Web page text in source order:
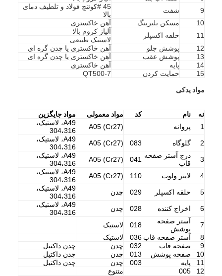
پمپ دوغاب افقی
پمپ دوغاب عمودی
پمپ دوغاب گریز از مرکز
پمپ دوغاب سنگین
پمپ حرارتی منبع آب
پمپ حرارتی هیدرونیک
پمپ حرارتی استخر
پمپ حرارتی با دمای بالا
پمپ گریز از مرکز عمودی
پمپ گریز از مرکز افقی
قطعات پمپ دوغاب
9
شفت
45 #کوئنچ فولاد و تلطیف دمای
بالا
10
مسکن بلبرینگ
آهن خاکستری
11
حلقه اکسپلر
آلیاژ کروم بالا
لاستیک طبیعی
12
پوشش جلو
آهن خاکستری یا چدن گره ای
13
پوشش عقب
آهن خاکستری یا چدن گره ای
14
پایه
آهن خاکستری
15
حمایت کردن QT500-7
مواد یدکی
نه نام کد مواد معمولی
مواد جایگزین
1
پروانه A05 (Cr27)
A49، لاستیک،
304،316
2
گلوگاه 083
A05 (Cr27)
A49، لاستیک،
304،316
3
درج آستر صفحه
قاب
041
A05 (Cr27)
A49، لاستیک،
304،316
4
لاینر ولوت 110
A05 (Cr27)
A49، لاستیک،
304،316
5
حلقه اکسپلر 029 چدن
A49، لاستیک،
304،316
6
اخراج کننده 028 چدن
A49، لاستیک،
304،316
7
آستر صفحه
پوشش
018
لاستیک
8
آستر صفحه قاب 036
لاستیک
9
صفحه قاب 032 چدن
چدن داکتیل
10
صفحه پوشش 013 چدن
چدن داکتیل
11
پایه 003 چدن
چدن داکتیل
12
005 متنوع